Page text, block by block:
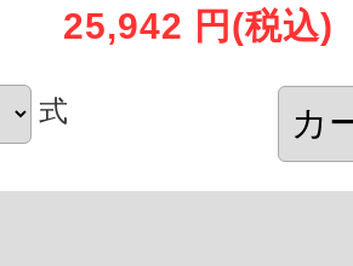
25,942 円 (税込)
式